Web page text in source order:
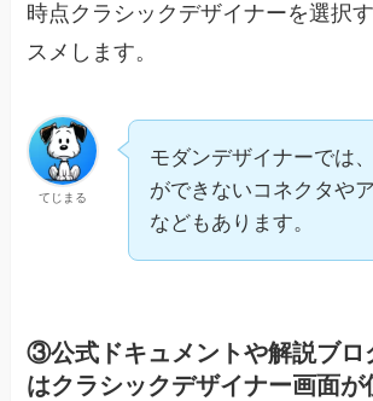
時点クラシックデザイナーを選択
スメします。
てじまる
モダンデザイナーでは
ができないコネクタや
などもあります。
③公式ドキュメントや解説ブロ
はクラシックデザイナー画面が